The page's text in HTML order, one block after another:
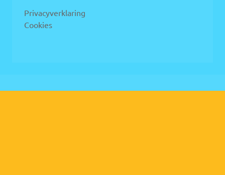
Privacyverklaring
Cookies